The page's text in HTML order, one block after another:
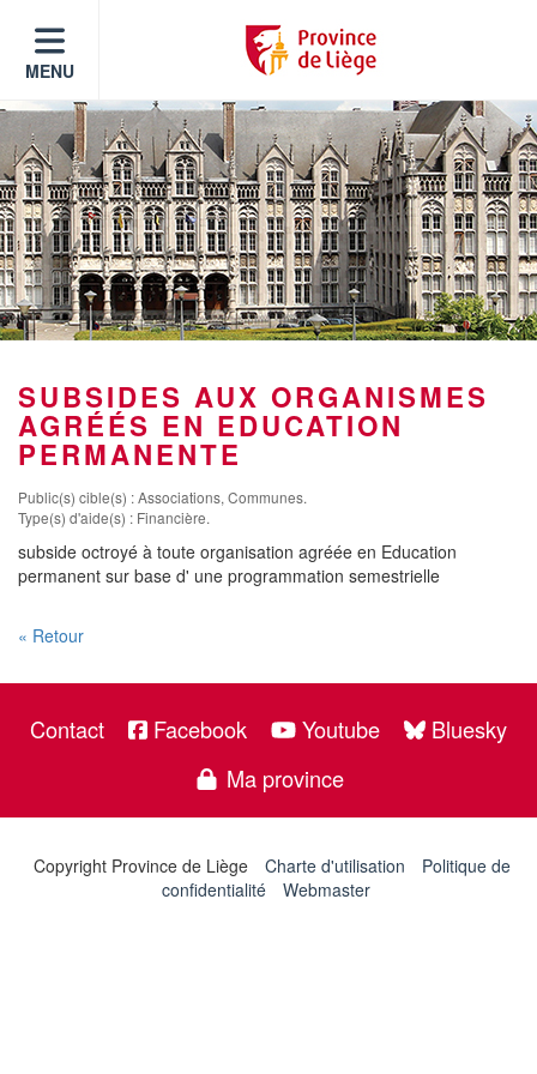
MENU
SUBSIDES AUX ORGANISMES
AGRÉÉS EN EDUCATION
PERMANENTE
Public(s) cible(s) : Associations, Communes.
Type(s) d'aide(s) : Financière.
subside octroyé à toute organisation agréée en Education
permanent sur base d' une programmation semestrielle
« Retour
Contact Facebook Youtube
Bluesky
Ma province
Copyright Province de Liège Charte d'utilisation
Politique de
confidentialité
Webmaster